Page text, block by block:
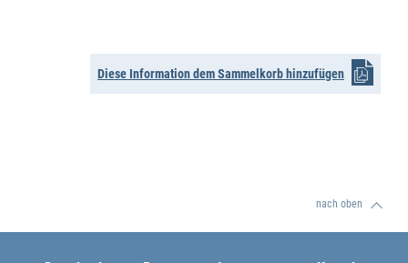
Diese Information dem Sammelkorb hinzufügen
nach oben